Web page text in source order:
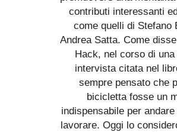
contributi interessanti
come quelli di Stefano
Andrea Satta. Come
Hack, nel corso di
intervista citata nel
sempre pensato che
bicicletta fosse un
indispensabile per
lavorare. Oggi lo